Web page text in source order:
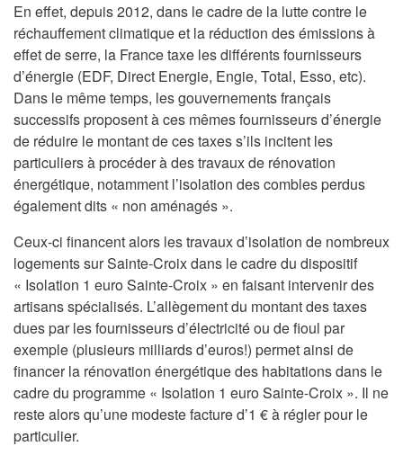
En effet, depuis 2012, dans le cadre de la lutte contre le
réchauffement climatique et la réduction des émissions à
effet de serre, la France taxe les différents fournisseurs
d’énergie (EDF, Direct Energie, Engie, Total, Esso, etc).
Dans le même temps, les gouvernements français
successifs proposent à ces mêmes fournisseurs d’énergie
de réduire le montant de ces taxes s’ils incitent les
particuliers à procéder à des travaux de rénovation
énergétique, notamment l’isolation des combles perdus
également dits « non aménagés ».
Ceux-ci financent alors les travaux d’isolation de nombreux
logements sur Sainte-Croix dans le cadre du dispositif
« Isolation 1 euro Sainte-Croix » en faisant intervenir des
artisans spécialisés. L’allègement du montant des taxes
dues par les fournisseurs d’électricité ou de fioul par
exemple (plusieurs milliards d’euros!) permet ainsi de
financer la rénovation énergétique des habitations dans le
cadre du programme « Isolation 1 euro Sainte-Croix ». Il ne
reste alors qu’une modeste facture d’1 € à régler pour le
particulier.